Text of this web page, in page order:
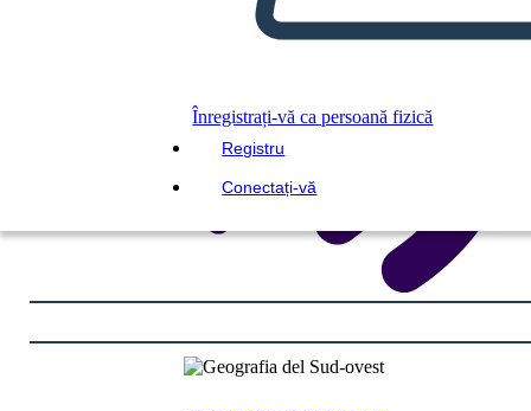
Înregistrați-vă ca persoană fizică
Registru
Conectați-vă